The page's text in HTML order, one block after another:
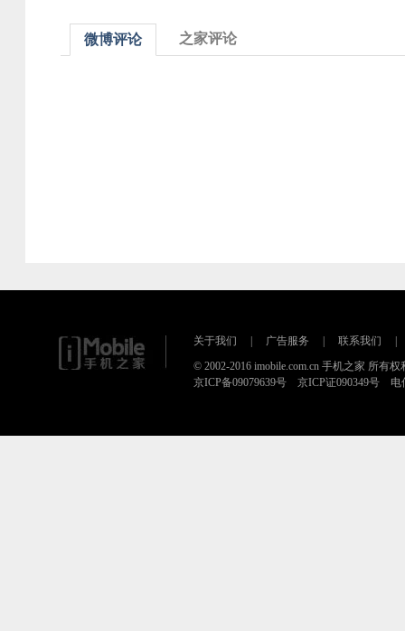
微博评论 之家评论
关于我们 广告服务 联系我们
© 2002-2016 imobile.com.cn 手机之家 所有权
京ICP备09079639号 京ICP证090349号 电